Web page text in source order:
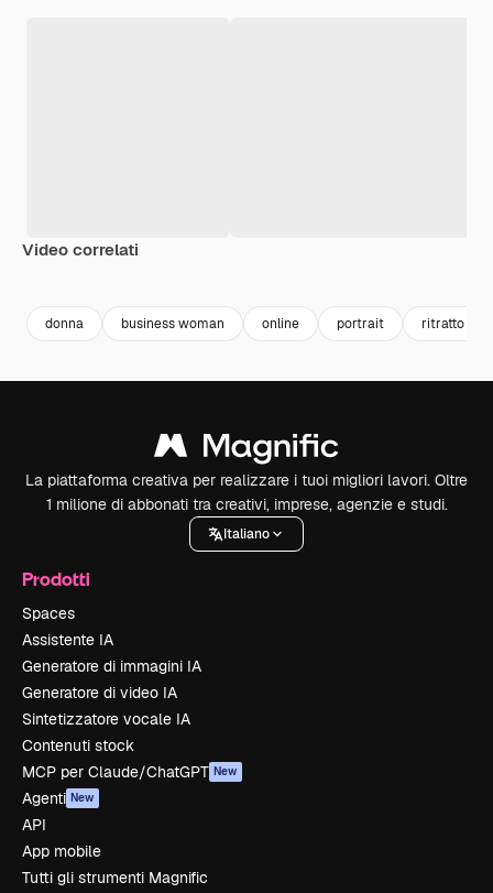
Video correlati
donna business woman online portrait ritratto
La piattaforma creativa per realizzare i tuoi migliori lavori. Oltre
1 milione di abbonati tra creativi, imprese, agenzie e studi.
Italiano
Prodotti
Spaces
Assistente IA
Generatore di immagini IA
Generatore di video IA
Sintetizzatore vocale IA
Contenuti stock
MCP per Claude/ChatGPT New
Agenti New
API
App mobile
Tutti gli strumenti Magnific